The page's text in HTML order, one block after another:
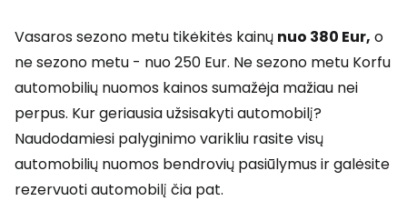
Vasaros sezono metu tikėkitės kainų nuo 380 Eur, o
ne sezono metu - nuo 250 Eur. Ne sezono metu Korfu
automobilių nuomos kainos sumažėja mažiau nei
perpus. Kur geriausia užsisakyti automobilį?
Naudodamiesi palyginimo varikliu rasite visų
automobilių nuomos bendrovių pasiūlymus ir galėsite
rezervuoti automobilį čia pat.